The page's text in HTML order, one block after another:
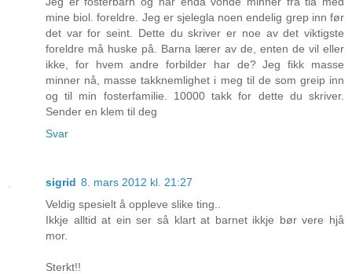
mine biol. foreldre. Jeg er sjelegla noen endelig grep inn før
det var for seint. Dette du skriver er noe av det viktigste
foreldre må huske på. Barna lærer av de, enten de vil eller
ikke, for hvem andre forbilder har de? Jeg fikk masse
minner nå, masse takknemlighet i meg til de som greip inn
og til min fosterfamilie. 10000 takk for dette du skriver.
Sender en klem til deg
Svar
sigrid 8. mars 2012 kl. 21:27
Veldig spesielt å oppleve slike ting..
Ikkje alltid at ein ser så klart at barnet ikkje bør vere hjå
mor.
Sterkt!!